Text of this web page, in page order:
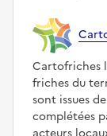
Cartofriches
friches du
sont issues
complétées